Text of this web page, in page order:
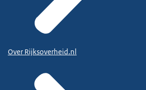
Over Rijksoverheid.nl